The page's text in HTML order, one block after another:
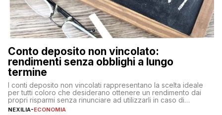
Conto deposito non vincolato:
rendimenti senza obblighi a lungo
termine
I conti deposito non vincolati rappresentano la scelta ideale
per tutti coloro che desiderano ottenere un rendimento dai
propri risparmi senza rinunciare ad utilizzarli in caso di
necessità. A differenza delle forme vincolate tradizionali,
NEXILIA-ECONOMIA